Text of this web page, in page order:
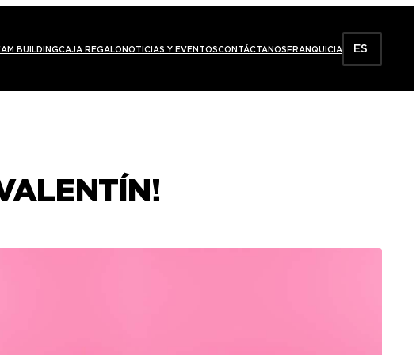
BUILDINGCAJA REGALO NOTICIAS Y EVENTOSCONTÁCTANOS FRANQUICIA ES